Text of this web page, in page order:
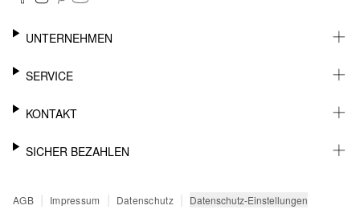
UNTERNEHMEN
KARRIERE
SERVICE
NEWSLETTER
MEIN KONTO
SENDUNGSVERFOLGUNG
KONTAKT
SUPPORT
SICHER BEZAHLEN
PAYPAL
AGB | Impressum | Datenschutz | Datenschutz-Einstellungen